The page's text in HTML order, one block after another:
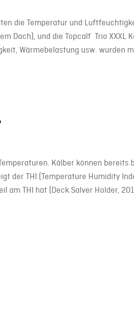
die Temperatur und
Dach), und die Topcalf Trio XXXL
Wärmebelastung usw. wurden
Kälber können bereits
THI (Temperature Humidity
am THI hat (Deck Salver Holder,